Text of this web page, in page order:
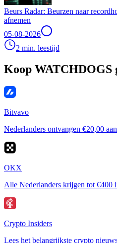
Beurs Radar: Beurzen naar
afnemen
05-08-2026
2 min. leestijd
Koop WATCHDOGS
Bitvavo
Nederlanders ontvangen €20,00
OKX
Alle Nederlanders krijgen tot €400
Crypto Insiders
Lees het belangrijkste crypto